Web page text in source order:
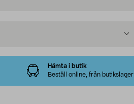
Hämta i butik
Beställ online, från butikslager